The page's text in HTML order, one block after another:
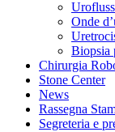
Onde
Biopsia
Chirurgia
Stone Center
News
Rassegna
Segreteria e